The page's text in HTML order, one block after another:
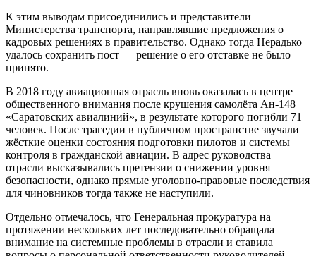
К этим выводам присоединились и представители
Министерства транспорта, направлявшие предложения о
кадровых решениях в правительство. Однако тогда Нерадько
удалось сохранить пост — решение о его отставке не было
принято.
В 2018 году авиационная отрасль вновь оказалась в центре
общественного внимания после крушения самолёта Ан-148
«Саратовских авиалиний», в результате которого погибли 71
человек. После трагедии в публичном пространстве звучали
жёсткие оценки состояния подготовки пилотов и системы
контроля в гражданской авиации. В адрес руководства
отрасли высказывались претензии о снижении уровня
безопасности, однако прямые уголовно-правовые последствия
для чиновников тогда также не наступили.
Отдельно отмечалось, что Генеральная прокуратура на
протяжении нескольких лет последовательно обращала
внимание на системные проблемы в отрасли и ставила